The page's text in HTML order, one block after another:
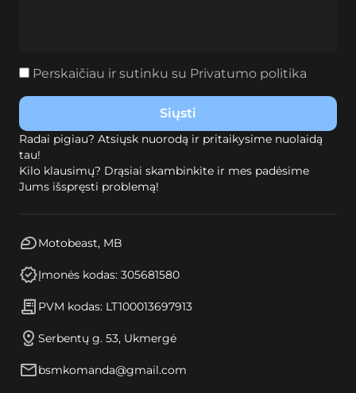
Radai pigiau? Atsiųsk nuorodą ir pritaikysime nuolaidą
tau!
Kilo klausimų? Drąsiai skambinkite ir mes padėsime
Jums išspręsti problemą!
Motobeast, MB
Įmonės kodas: 305681580
PVM kodas: LT100013697913
Serbentų g. 53, Ukmergė
bsmkomanda@gmail.com
Perskaičiau ir sutinku su Privatumo politika